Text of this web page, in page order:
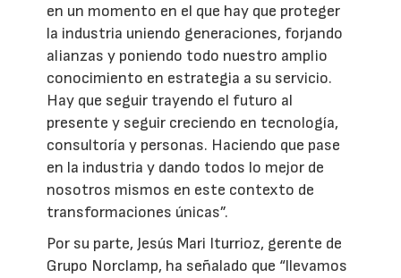
en un momento en el que hay que proteger
la industria uniendo generaciones, forjando
alianzas y poniendo todo nuestro amplio
conocimiento en estrategia a su servicio.
Hay que seguir trayendo el futuro al
presente y seguir creciendo en tecnología,
consultoría y personas. Haciendo que pase
en la industria y dando todos lo mejor de
nosotros mismos en este contexto de
transformaciones únicas”.
Por su parte, Jesús Mari Iturrioz, gerente de
Grupo Norclamp, ha señalado que “llevamos